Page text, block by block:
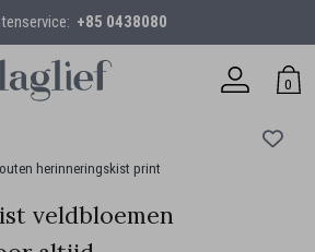
+85 0438080
0
herinneringskist print
veldbloemen